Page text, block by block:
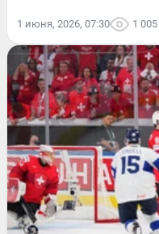
1 июня, 2026, 07:30 1 005